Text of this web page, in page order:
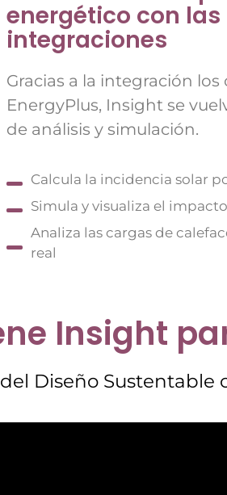
energético con
integraciones
Gracias a la integración los
EnergyPlus, Insight se
de análisis y simulación.
Calcula la incidencia solar
Simula y visualiza el
Analiza las cargas de
real
Insight
Diseño Sustentable